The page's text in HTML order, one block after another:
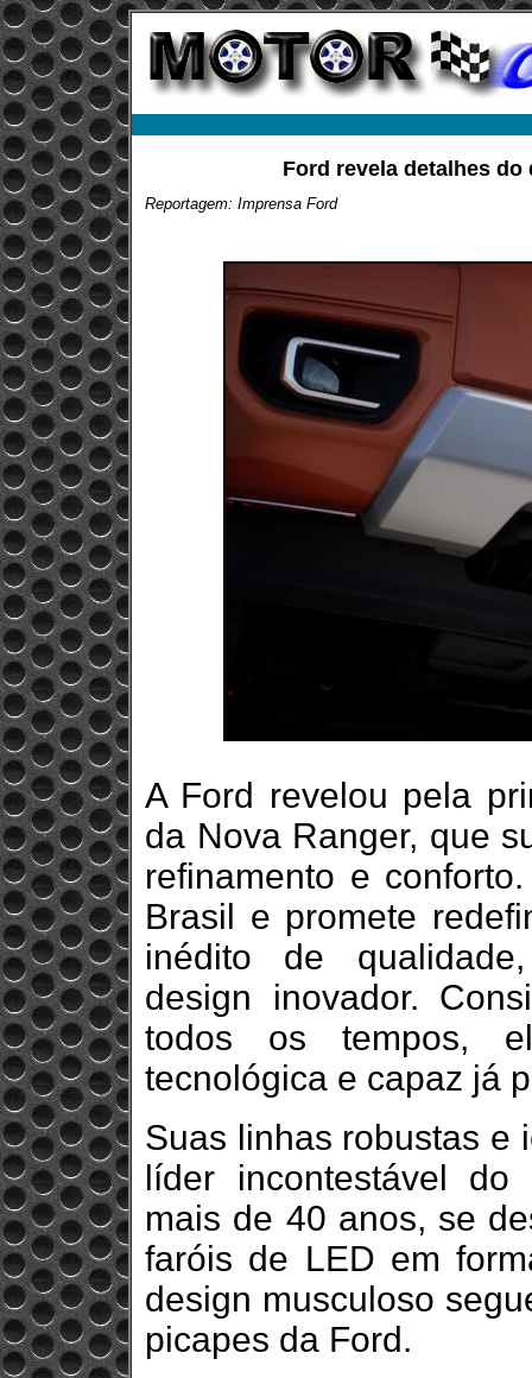
Ford revela detalhes do
Reportagem: Imprensa Ford
A Ford revelou pela
da Nova Ranger, que
refinamento e
Brasil e promete
inédito de
design inovador.
todos os tempos,
tecnológica e capaz já
Suas linhas robustas e
líder incontestável do
mais de 40 anos, se
faróis de LED em
design musculoso
picapes da Ford.